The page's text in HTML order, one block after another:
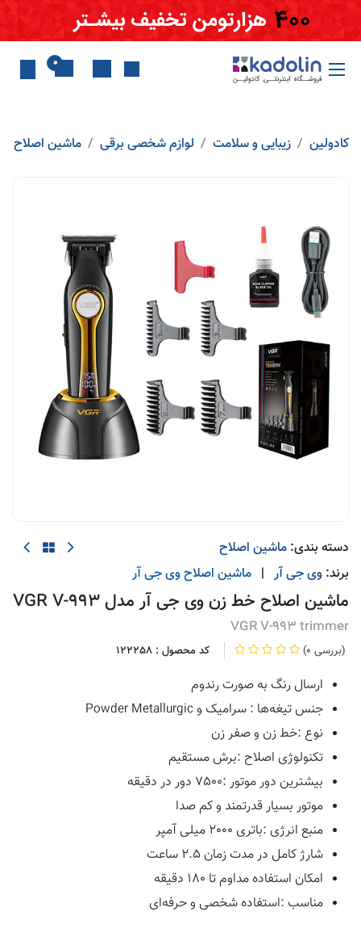
Skip to Content
0
کادولین زیبایی و سلامت لوازم شخصی برقی ماشین اصلاح
دسته بندی: ماشین اصلاح
برند: وی جی آر | ماشین اصلاحوی جی آر
ماشین اصلاح خط زن وی جی آر مدل VGR V-993
VGR V-993 trimmer
(0 بررسی) کد محصول : 122258
ارسال رنگ به صورت رندوم
جنس تیغه‌ها : سرامیک و Powder Metallurgic
نوع :خط زن و صفر زن
تکنولوژی اصلاح :برش مستقیم
بیشترین دور موتور :7500 دور در دقیقه
موتور بسیار قدرتمند و کم صدا
منبع انرژی :باتری 2000 میلی آمپر
شارژ کامل در مدت زمان 2.5 ساعت
امکان استفاده مداوم تا 180 دقیقه
مناسب :استفاده شخصی و حرفه‌ای